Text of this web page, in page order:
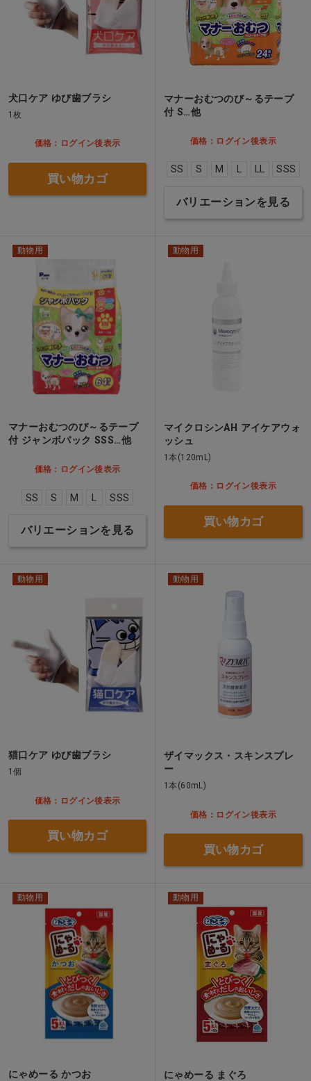
犬口ケア ゆび歯ブラシ
1枚
価格：ログイン後表示
買い物カゴ
マナーおむつのび～るテープ
付 S…他
価格：ログイン後表示
SS S M L LL SSS
バリエーションを見る
動物用
マナーおむつのび～るテープ
付 ジャンボパック SSS…他
価格：ログイン後表示
SS S M SSS
バリエーションを見る
動物用
マイクロシンAH アイケアウォ
ッシュ
1本(120mL)
価格：ログイン後表示
買い物カゴ
動物用
猫口ケア ゆび歯ブラシ
1個
価格：ログイン後表示
買い物カゴ
動物用
ザイマックス・スキンスプレ
ー
1本(60mL)
価格：ログイン後表示
買い物カゴ
動物用
にゃめーる かつお
動物用
にゃめーる まぐろ